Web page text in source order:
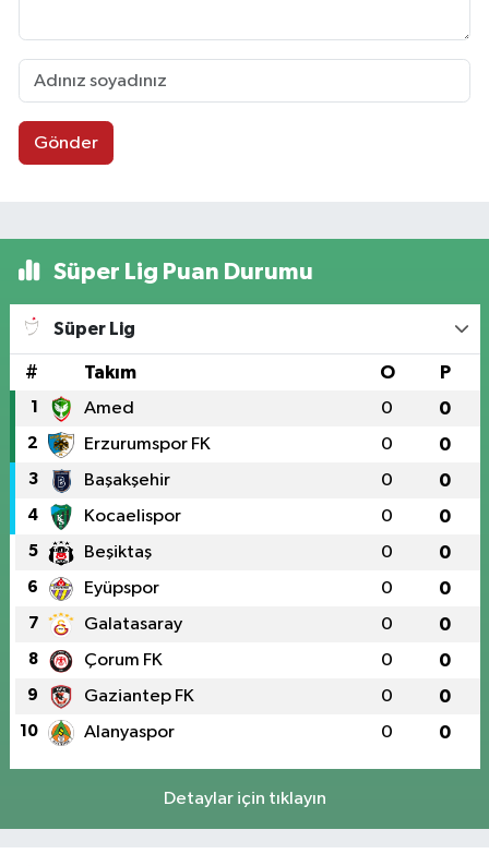
Gönder
Süper Lig Puan Durumu
Süper Lig
# Takım O P
1 Amed 0 0
2 Erzurumspor FK 0 0
3 Başakşehir 0 0
4 Kocaelispor 0 0
5 Beşiktaş 0 0
6 Eyüpspor 0 0
7 Galatasaray 0 0
8 Çorum FK 0 0
9 Gaziantep FK 0 0
10 Alanyaspor 0 0
Detaylar için tıklayın